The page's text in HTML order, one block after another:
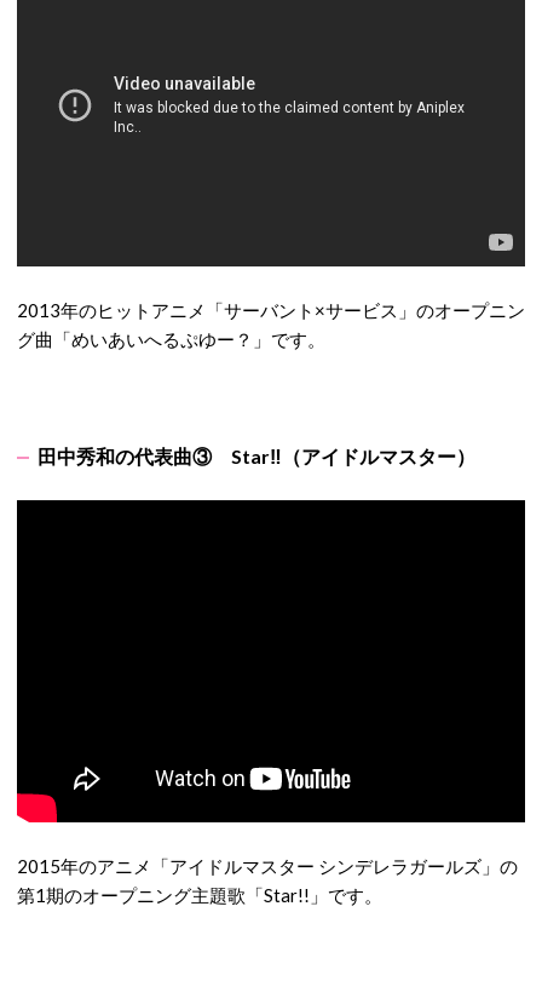
2013年のヒットアニメ「サーバント×サービス」のオープニン
グ曲「めいあいへるぷゆー？」です。
田中秀和の代表曲③ Star‼︎（アイドルマスター）
2015年のアニメ「アイドルマスター シンデレラガールズ」の
第1期のオープニング主題歌「Star!!」です。